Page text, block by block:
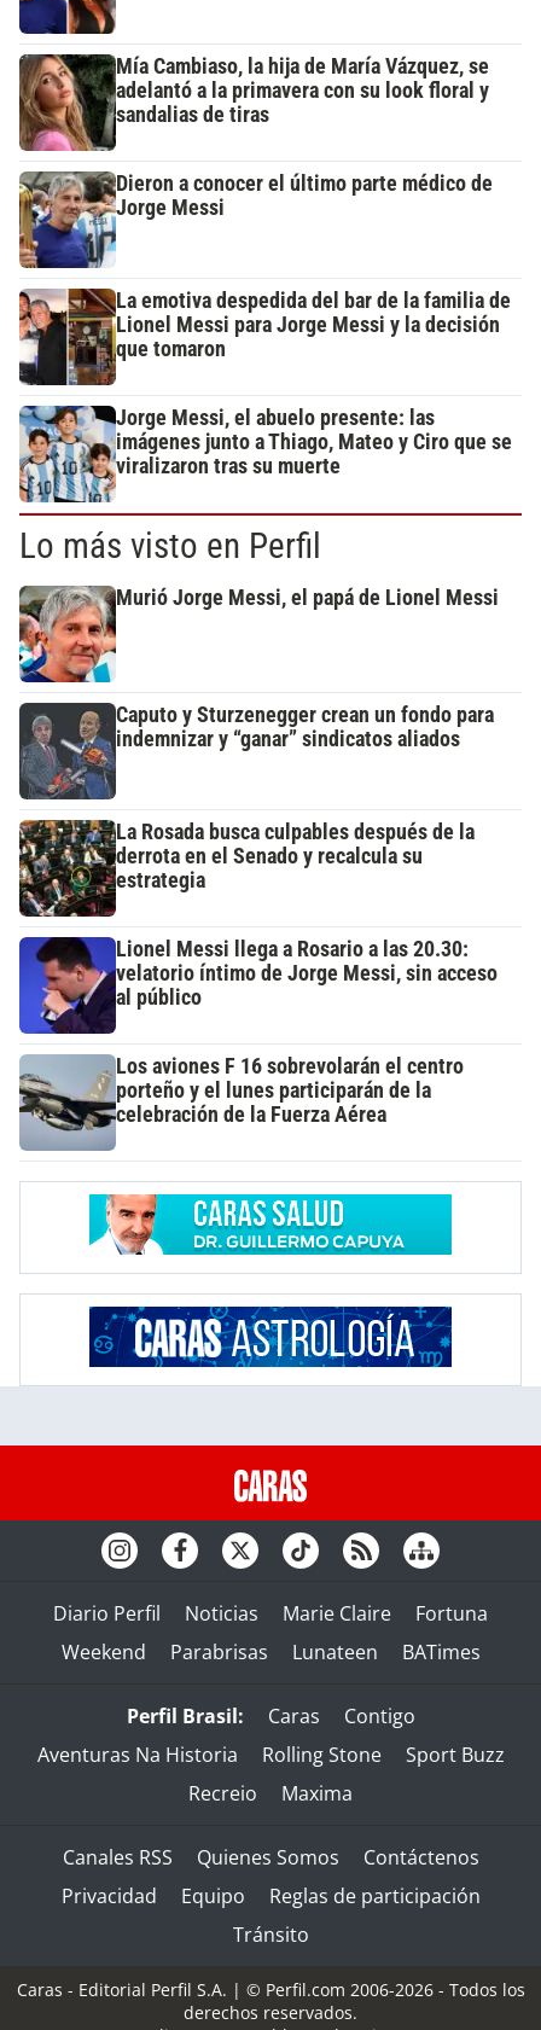
Mía Cambiaso, la hija de María Vázquez, se
adelantó a la primavera con su look floral y
sandalias de tiras
Dieron a conocer el último parte médico de
Jorge Messi
La emotiva despedida del bar de la familia de
Lionel Messi para Jorge Messi y la decisión
que tomaron
Jorge Messi, el abuelo presente: las
imágenes junto a Thiago, Mateo y Ciro que se
viralizaron tras su muerte
Lo más visto en Perfil
Murió Jorge Messi, el papá de Lionel Messi
Caputo y Sturzenegger crean un fondo para
indemnizar y “ganar” sindicatos aliados
La Rosada busca culpables después de la
derrota en el Senado y recalcula su
estrategia
Lionel Messi llega a Rosario a las 20.30:
velatorio íntimo de Jorge Messi, sin acceso
al público
Los aviones F 16 sobrevolarán el centro
porteño y el lunes participarán de la
celebración de la Fuerza Aérea
Diario Perfil Noticias Marie Claire
Fortuna
Weekend
Parabrisas Lunateen BATimes
Perfil Brasil: Caras
Contigo
Aventuras Na Historia
Rolling Stone
Sport Buzz
Recreio
Maxima
Canales RSS Quienes Somos
Contáctenos
Privacidad
Equipo
Reglas de participación
Tránsito
Caras - Editorial Perfil S.A. | © Perfil.com 2006-2026 - Todos los
derechos reservados.